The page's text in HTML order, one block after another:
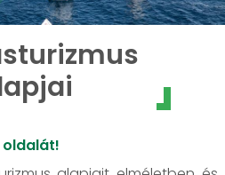
oldalát!